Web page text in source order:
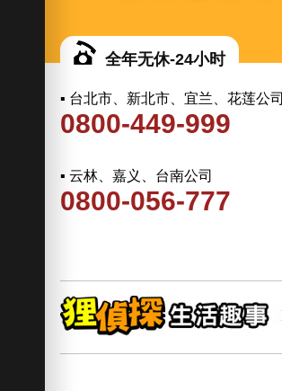
全年无休-24小时
▪ 台北市、新北市、宜兰、花莲公司
0800-449-999
▪ 云林、嘉义、台南公司
0800-056-777